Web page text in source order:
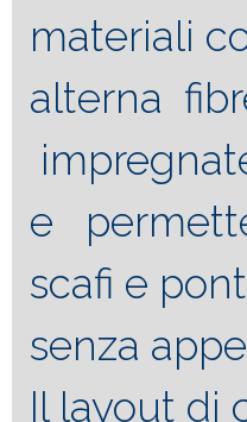
materiali
alterna
e
scafi e
senza
Il layout di